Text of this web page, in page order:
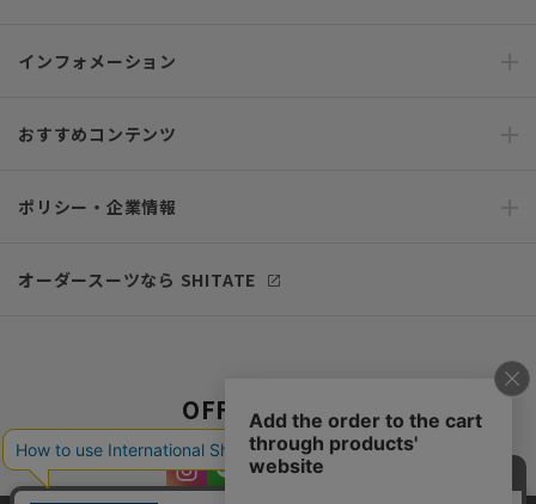
インフォメーション
おすすめコンテンツ
ポリシー・企業情報
オーダースーツなら SHITATE
OFFICIAL SNS